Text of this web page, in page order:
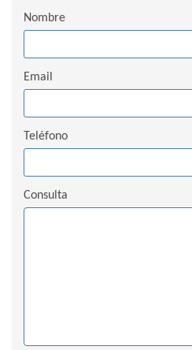
Nombre
Email
Teléfono
Consulta